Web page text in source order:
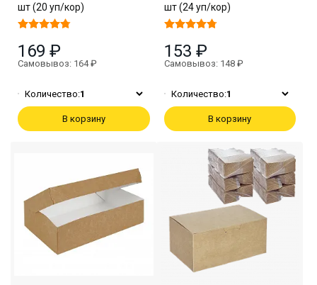
шт (20 уп/кор)
169 ₽
Самовывоз: 164 ₽
Количество:1
В корзину
шт (24 уп/кор)
153 ₽
Самовывоз: 148 ₽
Количество:1
В корзину